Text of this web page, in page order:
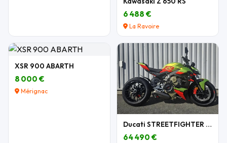
6 488 €
La Ravoire
XSR 900 ABARTH
8 000 €
Mérignac
Ducati STREETFIGHTER V4 LAMBORGHINI N°349/630
64 490 €